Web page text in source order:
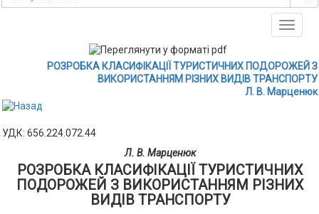
Toggle
РОЗРОБКА КЛАСИФІКАЦІЇ ТУРИСТИЧНИХ ПОДОРОЖЕЙ З
ВИКОРИСТАННЯМ РІЗНИХ ВИДІВ ТРАНСПОРТУ
Л. В. Марценюк
УДК: 656.224.072.44
Л. В. Марценюк
РОЗРОБКА КЛАСИФІКАЦІЇ ТУРИСТИЧНИХ
ПОДОРОЖЕЙ З ВИКОРИСТАННЯМ РІЗНИХ
ВИДІВ ТРАНСПОРТУ